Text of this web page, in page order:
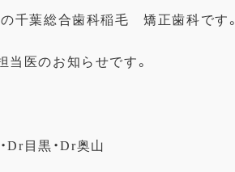
千葉総合歯科稲毛 矯正歯科です。
医のお知らせです。
目黒・Dr奥山